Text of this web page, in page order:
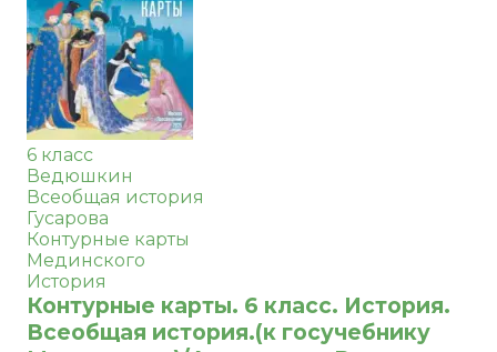
6 класс
Ведюшкин
Всеобщая история
Гусарова
Контурные карты
Мединского
История
Контурные карты. 6 класс. История.
Всеобщая история.(к госучебнику